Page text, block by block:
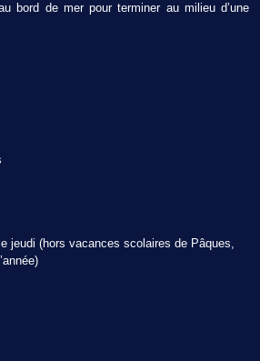
bord de mer pour terminer au milieu d’une
jeudi (hors vacances scolaires de Pâques,